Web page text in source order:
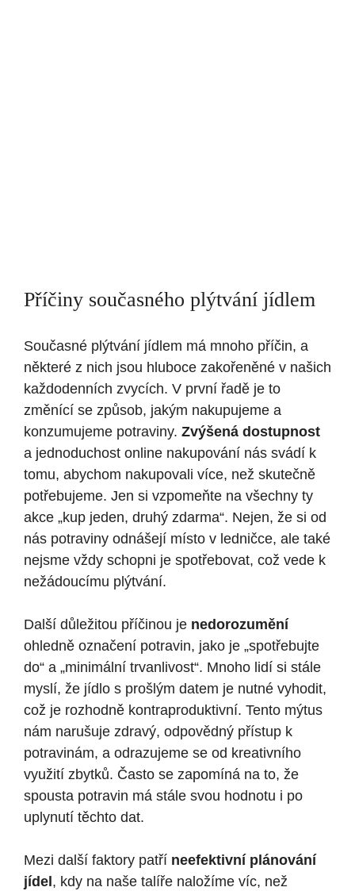
Příčiny současného plýtvání jídlem
Současné plýtvání jídlem má mnoho příčin, a
některé z nich jsou hluboce zakořeněné v našich
každodenních zvycích. V první řadě je to
změnící se způsob, jakým nakupujeme a
konzumujeme potraviny. Zvýšená dostupnost
a jednoduchost online nakupování nás svádí k
tomu, abychom nakupovali více, než skutečně
potřebujeme. Jen si vzpomeňte na všechny ty
akce „kup jeden, druhý zdarma“. Nejen, že si od
nás potraviny odnášejí místo v ledničce, ale také
nejsme vždy schopni je spotřebovat, což vede k
nežádoucímu plýtvání.
Další důležitou příčinou je nedorozumění
ohledně označení potravin, jako je „spotřebujte
do“ a „minimální trvanlivost“. Mnoho lidí si stále
myslí, že jídlo s prošlým datem je nutné vyhodit,
což je rozhodně kontraproduktivní. Tento mýtus
nám narušuje zdravý, odpovědný přístup k
potravinám, a odrazujeme se od kreativního
využití zbytků. Často se zapomíná na to, že
spousta potravin má stále svou hodnotu i po
uplynutí těchto dat.
Mezi další faktory patří neefektivní plánování
jídel , kdy na naše talíře naložíme víc, než